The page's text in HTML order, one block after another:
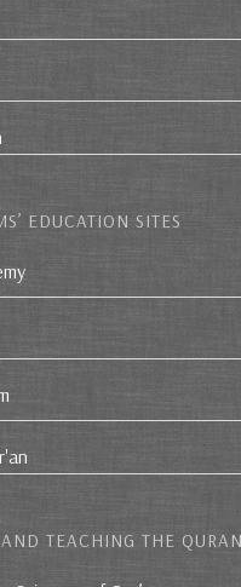
EDUCATION SITES
TEACHING THE QURAN